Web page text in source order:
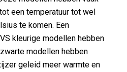
een temperatuur tot wel
te komen. Een
kleurige modellen hebben
modellen hebben
geleid meer warmte en